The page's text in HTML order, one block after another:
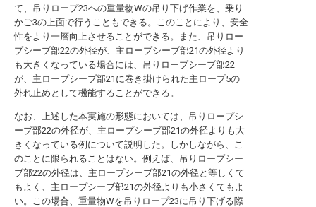
て、吊りロープ23への重量物Wの吊り下げ作業を、乗り
かご3の上面で行うこともできる。このことにより、安全
性をより一層向上させることができる。また、吊りロー
プシーブ部22の外径が、主ロープシーブ部21の外径より
も大きくなっている場合には、吊りロープシーブ部22
が、主ロープシーブ部21に巻き掛けられた主ロープ5の
外れ止めとして機能することができる。
なお、上述した本実施の形態においては、吊りロープシ
ーブ部22の外径が、主ロープシーブ部21の外径よりも大
きくなっている例について説明した。しかしながら、こ
のことに限られることはない。例えば、吊りロープシー
ブ部22の外径は、主ロープシーブ部21の外径と等しくて
もよく、主ロープシーブ部21の外径よりも小さくてもよ
い。この場合、重量物Wを吊りロープ23に吊り下げる際